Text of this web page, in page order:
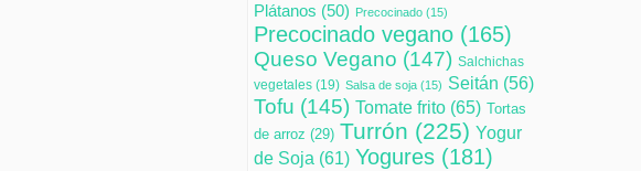
Plátanos (50) Precocinado (15)
Precocinado vegano (165)
Queso Vegano (147) Salchichas
vegetales (19) Salsa de soja (15) Seitán (56)
Tofu (145) Tomate frito (65) Tortas
de arroz (29) Turrón (225) Yogur
de Soja (61) Yogures (181)